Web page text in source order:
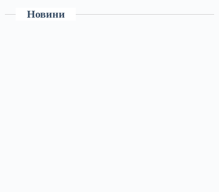
Новини